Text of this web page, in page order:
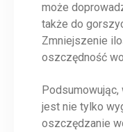
może
także do
Zmniejszenie
oszczędność
Podsumowując,
jest nie tylko
oszczędzanie